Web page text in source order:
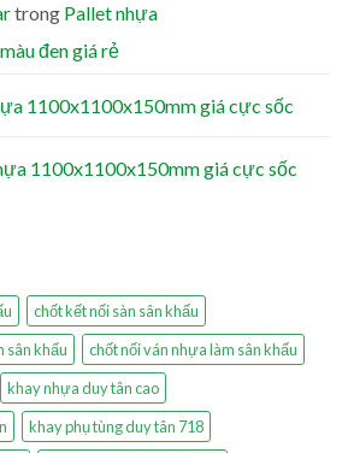
trong Pallet nhựa
đen giá rẻ
1100x1100x150mm giá cực sốc
1100x1100x150mm giá cực sốc
chốt kết nối sàn sân khấu
sân khấu
chốt nối ván nhựa làm sân khấu
khay nhựa duy tân cao
khay phụ tùng duy tân 718